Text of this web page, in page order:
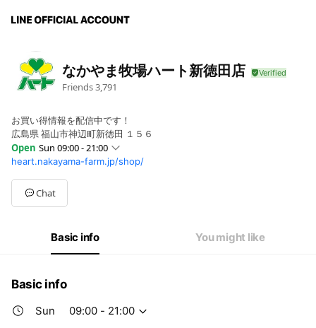
なかやま牧場ハート新徳田店
Friends3,791
お買い得情報を配信中です！
広島県 福山市神辺町新徳田 １５６
Open Sun 09:00 - 21:00
Sun09:00 - 21:00
Mon09:00 - 21:00
Tue09:00 - 21:00
Wed09:00 - 21:00
09:00 - 21:00
09:00 - 21:00
heart.nakayama-farm.jp/shop/
Chat
Basic info You might like
Basic info
Sun
09:00 - 21:00